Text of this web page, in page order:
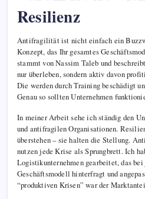
Resilienz
Antifragilität ist nicht einfach ein
Konzept, das Ihr gesamtes
stammt von Nassim Taleb und
nur überleben, sondern aktiv davon
Die werden durch Training beschädigt
Genau so sollten Unternehmen
In meiner Arbeit sehe ich ständig den
und antifragilen Organisationen.
überstehen – sie halten die Stellung.
nutzen jede Krise als Sprungbrett. Ich
Logistikunternehmen gearbeitet, das
Geschäftsmodell hinterfragt und
“produktiven Krisen” war der